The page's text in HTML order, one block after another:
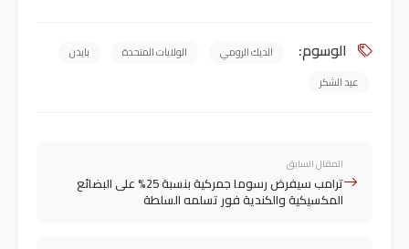
الوسوم: الديك الرومي الولايات المتحدة
بايدن
عيد الشكر
المقال السابق
ترامب سيفرض رسوما جمركية بنسبة 25% على البضائع
المكسيكية والكندية فور تسلمه السلطة